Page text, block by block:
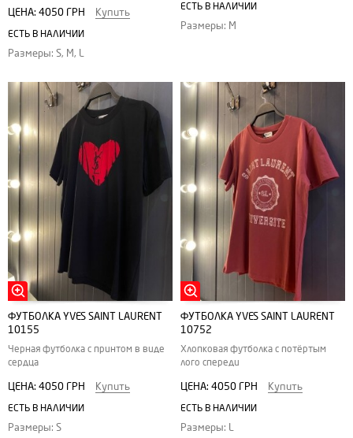
ЦЕНА: 4050 ГРН Купить
ЕСТЬ В НАЛИЧИИ
Размеры: S, M, L
ЕСТЬ В НАЛИЧИИ
Размеры: M
ФУТБОЛКА YVES SAINT LAURENT
10155
Черная футболка с принтом в виде
сердца
ЦЕНА: 4050 ГРН Купить
ЕСТЬ В НАЛИЧИИ
Размеры: S
ФУТБОЛКА YVES SAINT LAURENT
10752
Хлопковая футболка с потёртым
лого спереди
ЦЕНА: 4050 ГРН Купить
ЕСТЬ В НАЛИЧИИ
Размеры: L